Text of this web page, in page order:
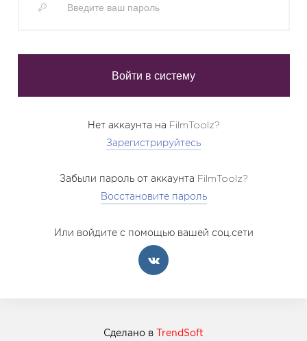
Нет аккаунта на FilmToolz?
Зарегистрируйтесь
Забыли пароль от аккаунта FilmToolz?
Восстановите пароль
Или войдите с помощью вашей соц.сети
Сделано в TrendSoft